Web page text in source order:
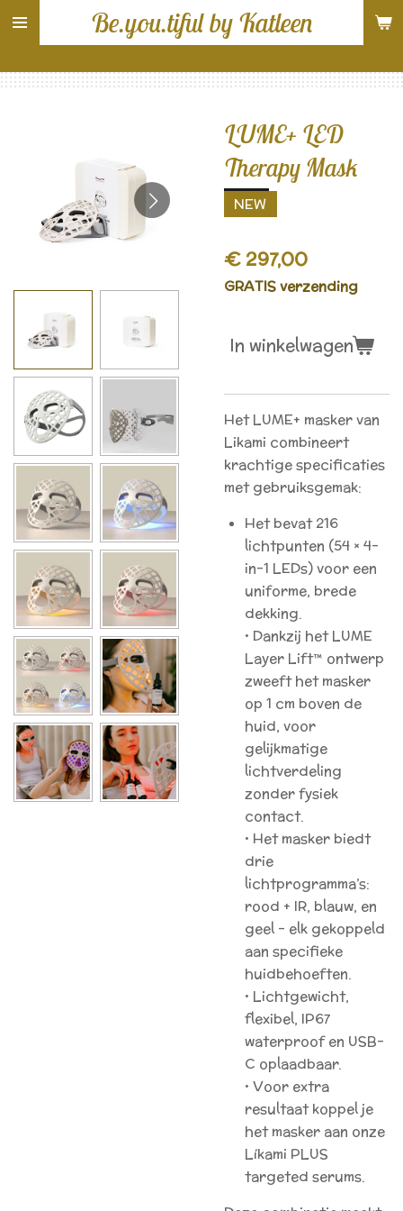
Ga
direct
de
Be.you.tiful by Katleen
LUME+ LED
Therapy Mask
NEW
€ 297,00
GRATIS verzending
In winkelwagen
Het LUME+ masker van
Likami combineert
krachtige specificaties
met gebruiksgemak:
Het bevat 216
lichtpunten (54 × 4-
in-1 LEDs) voor een
uniforme, brede
dekking.
• Dankzij het LUME
Layer Lift™ ontwerp
zweeft het masker
op 1 cm boven de
huid, voor
gelijkmatige
lichtverdeling
zonder fysiek
contact.
• Het masker biedt
drie
lichtprogramma’s:
rood + IR, blauw, en
geel – elk gekoppeld
aan specifieke
huidbehoeften.
• Lichtgewicht,
flexibel, IP67
waterproof en USB-
C oplaadbaar.
• Voor extra
resultaat koppel je
het masker aan onze
Líkami PLUS
targeted serums.